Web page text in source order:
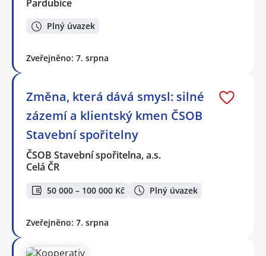
Pardubice
Plný úvazek
Zveřejněno: 7. srpna
Změna, která dává smysl: silné
zázemí a klientský kmen ČSOB
Stavební spořitelny
ČSOB Stavební spořitelna, a.s.
Celá ČR
50 000 – 100 000 Kč Plný úvazek
Zveřejněno: 7. srpna